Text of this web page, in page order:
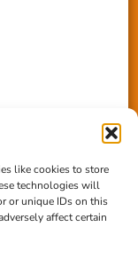
like cookies to store
technologies will
or unique IDs on this
affect certain